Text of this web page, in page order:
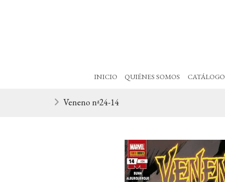
INICIO QUIÉNES SOMOS CATÁLOGO
Veneno nª24-14